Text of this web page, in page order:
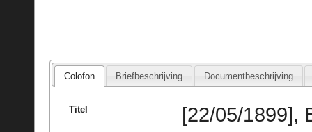
Colofon Briefbeschrijving Documentbeschrijving
Titel
[22/05/1899],